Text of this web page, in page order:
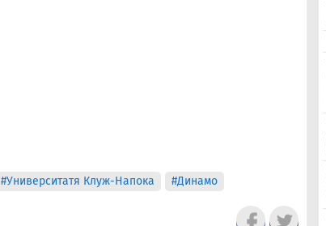
#Университатя Клуж-Напока #Динамо